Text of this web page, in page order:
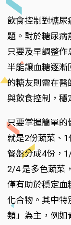
飲食控制對糖
題。對於糖尿病
只要及早調整
半能讓血糖逐漸
的糖友則需在醫
與飲食控制，穩
只要掌握簡單的
就是2份蔬菜、
餐盤分成4份，
2/4 是多色蔬菜
僅有助於穩定血
化合物。其中特
類」為主，例如